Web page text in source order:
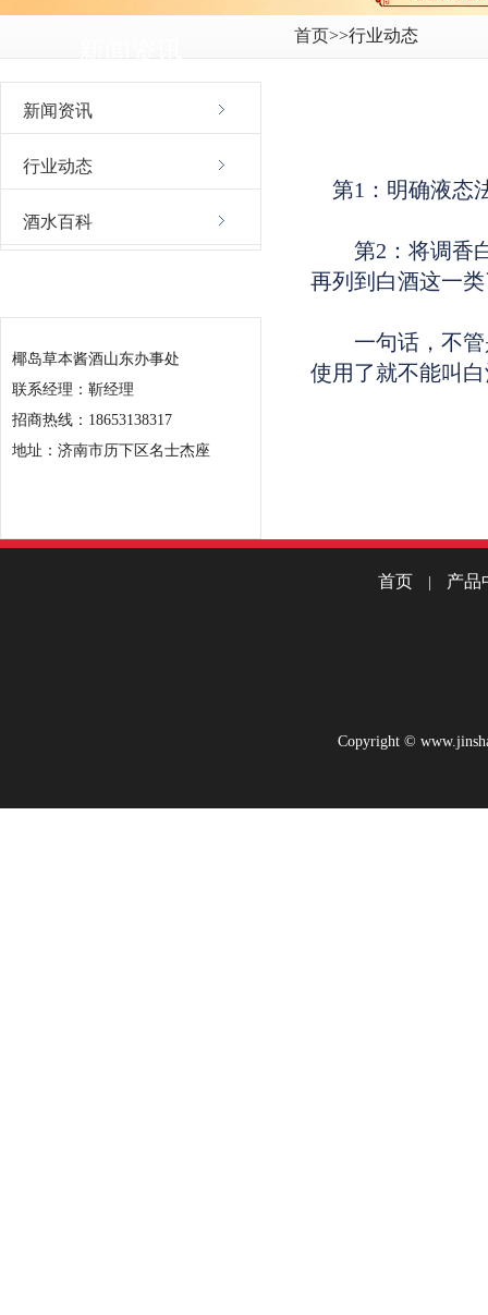
新闻资讯
行业动态
酒水百科
椰岛草本酱酒山东办事处
联系经理：靳经理
招商热线：18653138317
地址：济南市历下区名士杰座
首页>>行业动态
第1：明确液态
第2：将调香白
再列到白酒这一
一句话，不管是
使用了就不能叫
首页 产品
Copyright ©